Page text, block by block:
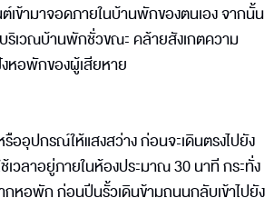
เข้ามาจอดภายในบ้านพักของตนเอง จากนั้น
ริเวณบ้านพักชั่วขณะ คล้ายสังเกตความ
หอพักของผู้เสียหาย
อุปกรณ์ให้แสงสว่าง ก่อนจะเดินตรงไปยัง
วลาอยู่ภายในห้องประมาณ 30 นาที กระทั่ง
หอพัก ก่อนปีนรั้วเดินข้ามถนนกลับเข้าไปยัง